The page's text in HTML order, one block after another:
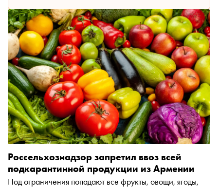
Россельхознадзор запретил ввоз всей
подкарантинной продукции из Армении
Под ограничения попадают все фрукты, овощи, ягоды,